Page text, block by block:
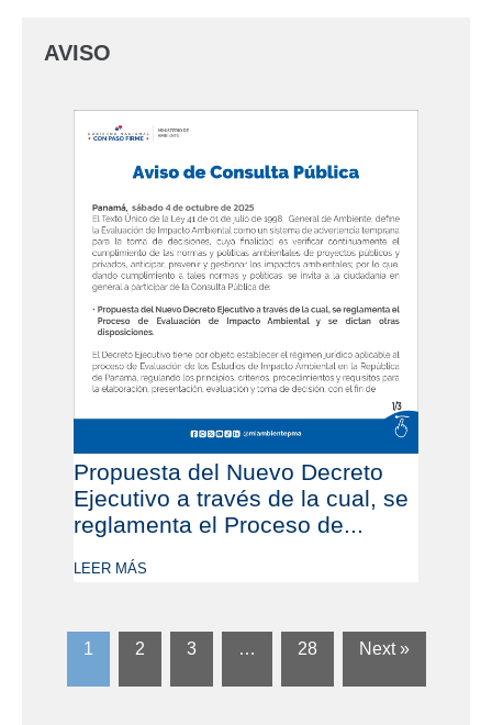
AVISO
Propuesta del Nuevo Decreto
Ejecutivo a través de la cual, se
reglamenta el Proceso de...
LEER MÁS
1 2 3 … 28 Next »